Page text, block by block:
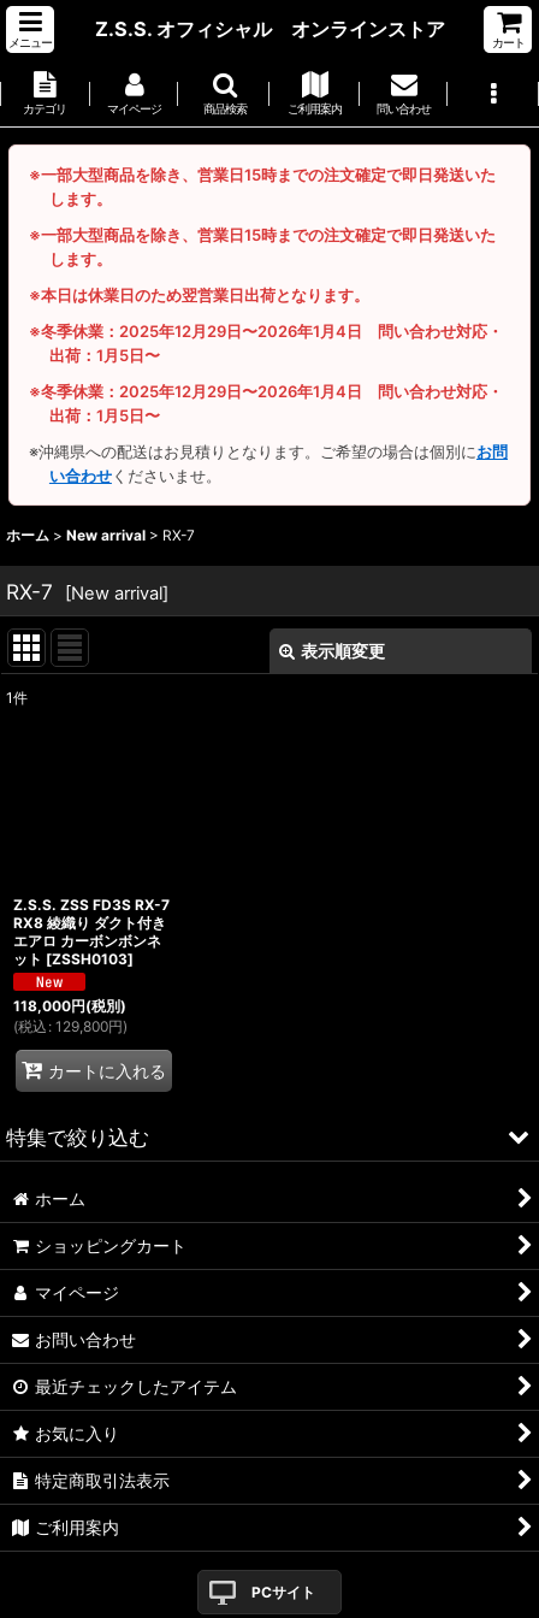
メニュー
Z.S.S. オフィシャル オンラインストア
カート
カテゴリ マイページ 商品検索 ご利用案内 問い合わせ
※一部大型商品を除き、営業日15時までの注文確定で即日発送いた
します。
※一部大型商品を除き、営業日15時までの注文確定で即日発送いた
します。
※本日は休業日のため翌営業日出荷となります。
※冬季休業：2025年12月29日〜2026年1月4日 問い合わせ対応・
出荷：1月5日〜
※冬季休業：2025年12月29日〜2026年1月4日 問い合わせ対応・
出荷：1月5日〜
※沖縄県への配送はお見積りとなります。ご希望の場合は個別にお問
い合わせくださいませ。
ホーム > New arrival > RX-7
RX-7 [New arrival]
表示順変更
1件
Z.S.S. ZSS FD3S RX-7
RX8 綾織り ダクト付き
エアロ カーボンボンネ
ット [ZSSH0103]
118,000円(税別)
(税込 : 129,800円)
カートに入れる
特集で絞り込む
ALFA ROMEO > 156
ALFA ROMEO > 147
ALFA ROMEO > 159
A4
A4 WAGON
ホーム
ショッピングカート
マイページ
お問い合わせ
最近チェックしたアイテム
お気に入り
特定商取引法表示
ご利用案内
PCサイト